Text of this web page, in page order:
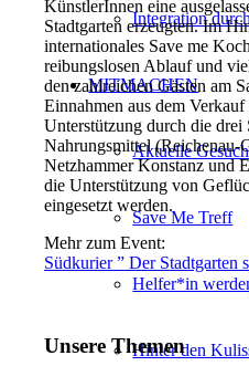
Integration
MITMACHEN
Aktuelle
Save Me Treff
Helfer*in
Hinter den
KünstlerInnen eine
Stadtgarten erzeugten. Im
internationales Save me
reibungslosen Ablauf und
den zahlreichen Gästen am
Einnahmen aus dem
Unterstützung durch die drei
Nahrungsmittel (Reichenau-
Netzhammer Konstanz und
die Unterstützung von
eingesetzt werden.
Mehr zum Event:
Südkurier ” Der Stadtgarten
Unsere Themen